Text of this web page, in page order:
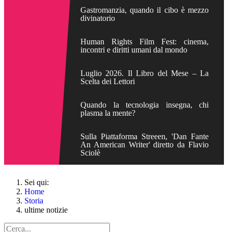
Gastromanzia, quando il cibo è mezzo
divinatorio
Human Rights Film Fest: cinema,
incontri e diritti umani dal mondo
Luglio 2026. Il Libro del Mese – La
Scelta dei Lettori
Quando la tecnologia insegna, chi
plasma la mente?
Sulla Piattaforma Streeen, 'Dan Fante
An American Writer' diretto da Flavio
Sciolè
Sei qui:
Home
Storia
ultime notizie